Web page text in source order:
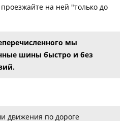
на ней "только до
мы
шины быстро и без
движения по дороге